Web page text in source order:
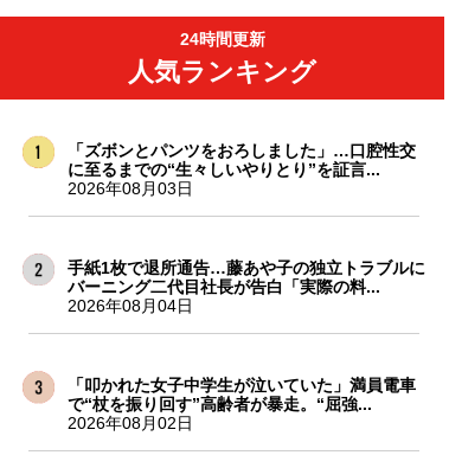
24時間更新
人気ランキング
「ズボンとパンツをおろしました」…口腔性交
に至るまでの“生々しいやりとり”を証言...
2026年08月03日
手紙1枚で退所通告…藤あや子の独立トラブルに
バーニング二代目社長が告白「実際の料...
2026年08月04日
「叩かれた女子中学生が泣いていた」満員電車
で“杖を振り回す”高齢者が暴走。“屈強...
2026年08月02日